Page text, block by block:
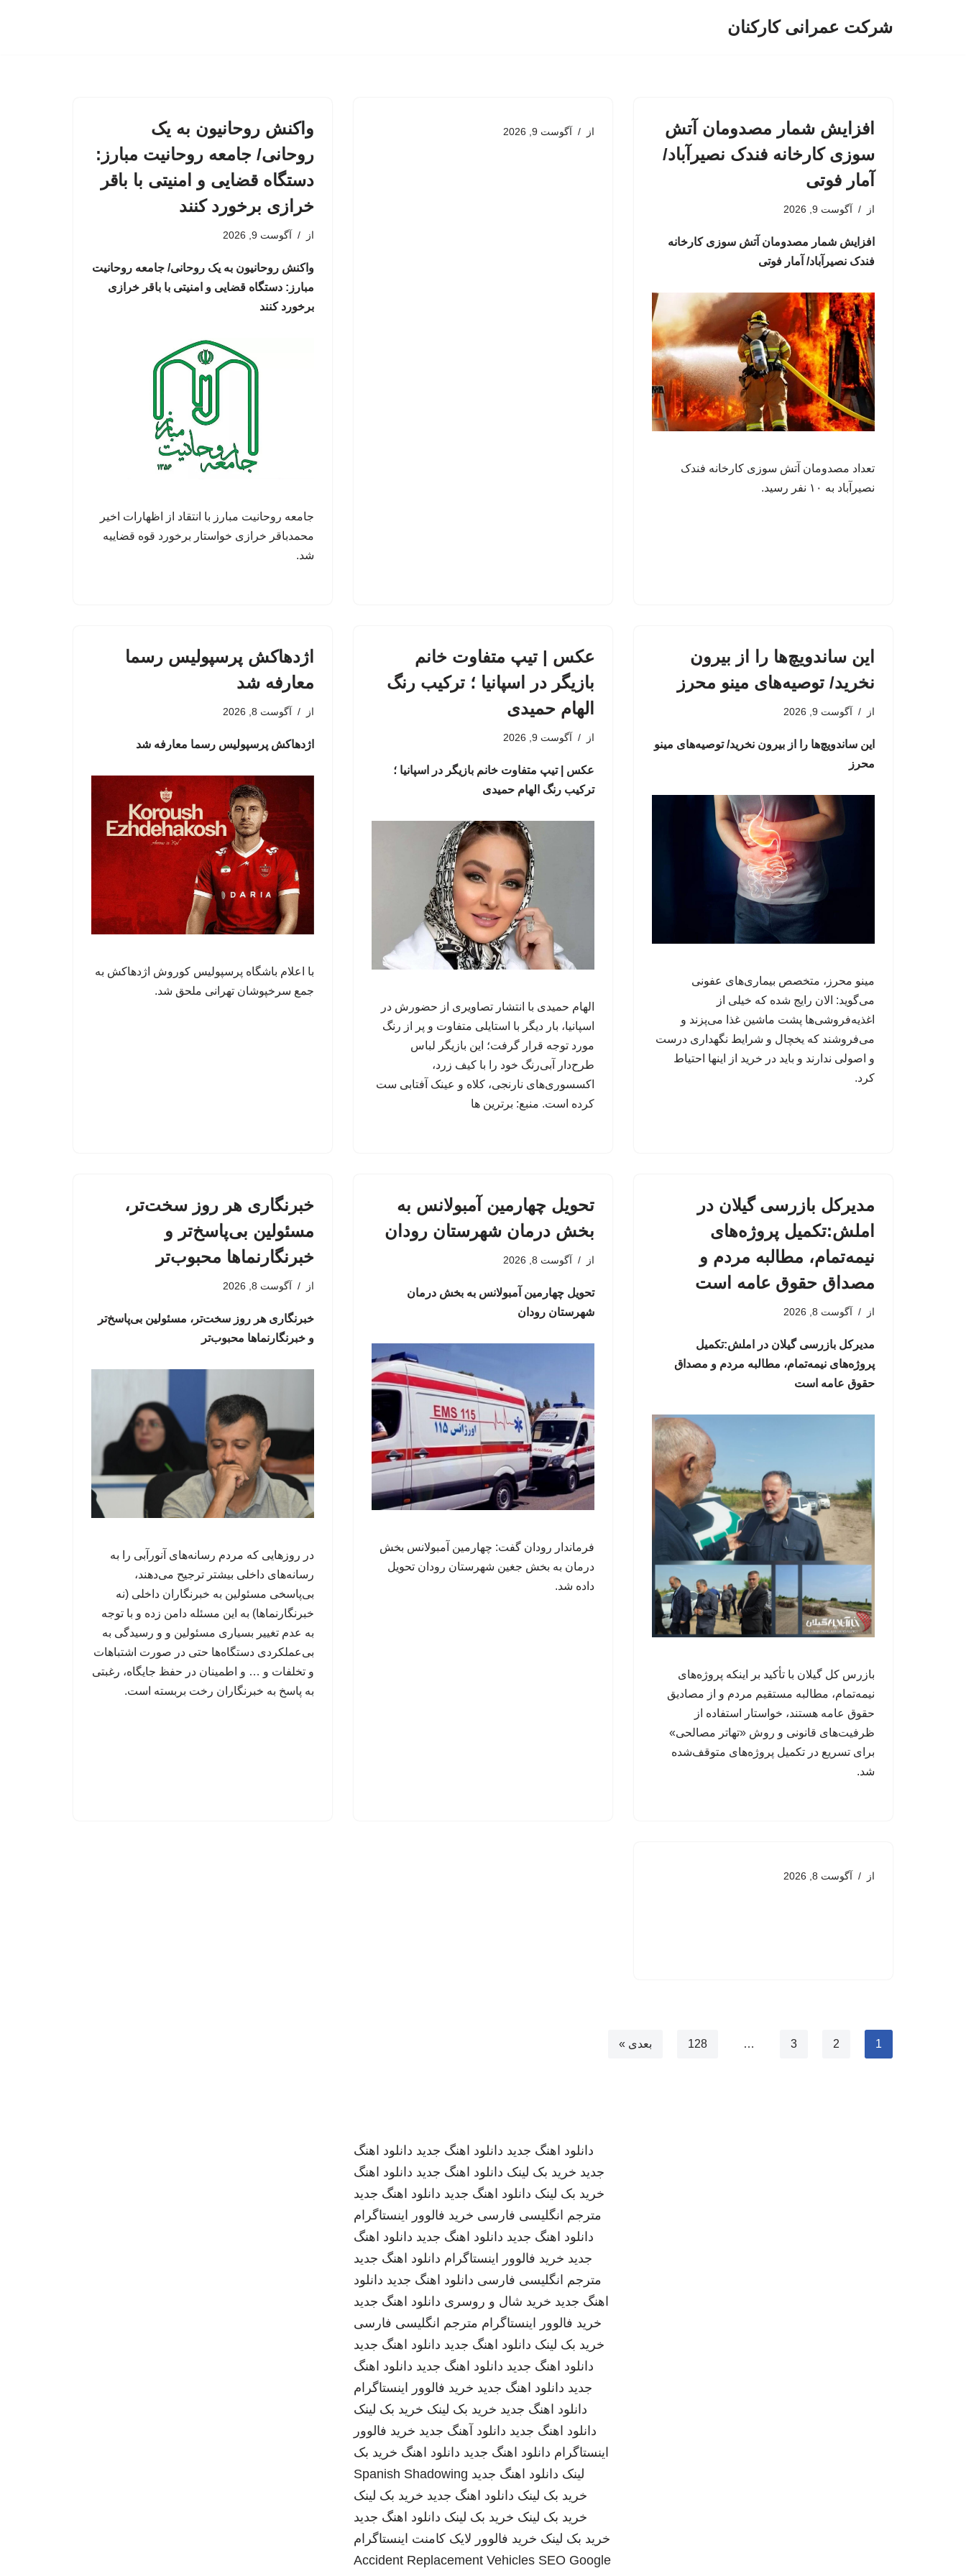
شرکت عمرانی کارکنان
افزایش شمار مصدومان آتش
سوزی کارخانه فندک نصیرآباد/
آمار فوتی
از آگوست 9, 2026
افزایش شمار مصدومان آتش سوزی کارخانه
فندک نصیرآباد/ آمار فوتی
تعداد مصدومان آتش سوزی کارخانه فندک
نصیرآباد به ۱۰ نفر رسید.
از آگوست 9, 2026
واکنش روحانیون به یک
روحانی/ جامعه روحانیت مبارز:
دستگاه قضایی و امنیتی با باقر
خرازی برخورد کنند
از آگوست 9, 2026
واکنش روحانیون به یک روحانی/ جامعه روحانیت
مبارز: دستگاه قضایی و امنیتی با باقر خرازی
برخورد کنند
جامعه روحانیت مبارز با انتقاد از اظهارات اخیر
محمدباقر خرازی خواستار برخورد قوه قضاییه
شد.
این ساندویچ‌ها را از بیرون
نخرید/ توصیه‌های مینو محرز
از آگوست 9, 2026
این ساندویچ‌ها را از بیرون نخرید/ توصیه‌های مینو
محرز
مینو محرز، متخصص بیماری‌های عفونی
می‌گوید: الان رایج شده که خیلی از
اغذیه‌فروشی‌ها پشت ماشین غذا می‌پزند و
می‌فروشند که یخچال و شرایط نگهداری درست
و اصولی ندارند و باید در خرید از اینها احتیاط
کرد.
عکس | تیپ متفاوت خانم
بازیگر در اسپانیا ؛ ترکیب رنگ
الهام حمیدی
از آگوست 9, 2026
عکس | تیپ متفاوت خانم بازیگر در اسپانیا ؛
ترکیب رنگ الهام حمیدی
الهام حمیدی با انتشار تصاویری از حضورش در
اسپانیا، بار دیگر با استایلی متفاوت و پر از رنگ
مورد توجه قرار گرفت؛ این بازیگر لباس
طرح‌دار آبی‌رنگ خود را با کیف زرد،
اکسسوری‌های نارنجی، کلاه و عینک آفتابی ست
کرده است. منبع: برترین ها
اژدهاکش پرسپولیس رسما
معارفه شد
از آگوست 8, 2026
اژدهاکش پرسپولیس رسما معارفه شد
با اعلام باشگاه پرسپولیس کوروش اژدهاکش به
جمع سرخپوشان تهرانی ملحق شد.
مدیرکل بازرسی گیلان در
املش:تکمیل پروژه‌های
نیمه‌تمام، مطالبه مردم و
مصداق حقوق عامه است
از آگوست 8, 2026
مدیرکل بازرسی گیلان در املش:تکمیل
پروژه‌های نیمه‌تمام، مطالبه مردم و مصداق
حقوق عامه است
بازرس کل گیلان با تأکید بر اینکه پروژه‌های
نیمه‌تمام، مطالبه مستقیم مردم و از مصادیق
حقوق عامه هستند، خواستار استفاده از
ظرفیت‌های قانونی و روش «تهاتر مصالحی»
برای تسریع در تکمیل پروژه‌های متوقف‌شده
شد.
تحویل چهارمین آمبولانس به
بخش درمان شهرستان رودان
از آگوست 8, 2026
تحویل چهارمین آمبولانس به بخش درمان
شهرستان رودان
فرماندار رودان گفت: چهارمین آمبولانس بخش
درمان به بخش جغین شهرستان رودان تحویل
داده شد.
خبرنگاری هر روز سخت‌تر،
مسئولین بی‌پاسخ‌تر و
خبرنگارنماها محبوب‌تر
از آگوست 8, 2026
خبرنگاری هر روز سخت‌تر، مسئولین بی‌پاسخ‌تر
و خبرنگارنماها محبوب‌تر
در روزهایی که مردم رسانه‌های آنورآبی را به
رسانه‌های داخلی بیشتر ترجیح می‌دهند،
بی‌پاسخی مسئولین به خبرنگاران داخلی (نه
خبرنگارنماها) به این مسئله دامن زده و با توجه
به عدم تغییر بسیاری مسئولین و و رسیدگی به
بی‌عملکردی دستگاه‌ها حتی در صورت اشتباهات
و تخلفات و … و اطمینان در حفظ جایگاه، رغبتی
به پاسخ به خبرنگاران رخت بربسته است.
از آگوست 8, 2026
1
2
3
…
128 بعدی »
دانلود اهنگ جدید دانلود اهنگ جدید دانلود اهنگ
جدید خرید بک لینک دانلود اهنگ جدید دانلود اهنگ
خرید بک لینک دانلود اهنگ جدید دانلود اهنگ جدید
مترجم انگلیسی فارسی خرید فالوور اینستاگرام
دانلود اهنگ جدید دانلود اهنگ جدید دانلود اهنگ
جدید خرید فالوور اینستاگرام دانلود اهنگ جدید
مترجم انگلیسی فارسی دانلود اهنگ جدید دانلود
اهنگ جدید خرید شال و روسری دانلود اهنگ جدید
خرید فالوور اینستاگرام مترجم انگلیسی فارسی
خرید بک لینک دانلود اهنگ جدید دانلود اهنگ جدید
دانلود اهنگ جدید دانلود اهنگ جدید دانلود اهنگ
جدید دانلود اهنگ جدید خرید فالوور اینستاگرام
دانلود اهنگ جدید خرید بک لینک خرید بک لینک
دانلود اهنگ جدید دانلود آهنگ جدید خرید فالوور
اینستاگرام دانلود اهنگ جدید دانلود اهنگ خرید بک
لینک دانلود اهنگ جدید Spanish Shadowing
خرید بک لینک دانلود اهنگ جدید خرید بک لینک
خرید بک لینک خرید بک لینک دانلود اهنگ جدید
خرید بک لینک خرید فالوور لایک کامنت اینستاگرام
Accident Replacement Vehicles SEO Google